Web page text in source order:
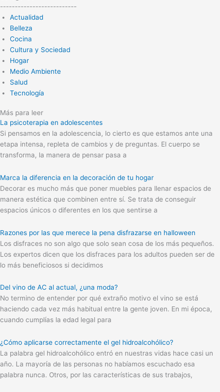
--------------------------
Actualidad
Belleza
Cocina
Cultura y Sociedad
Hogar
Medio Ambiente
Salud
Tecnología
Más para leer
La psicoterapia en adolescentes
Si pensamos en la adolescencia, lo cierto es que estamos ante una
etapa intensa, repleta de cambios y de preguntas. El cuerpo se
transforma, la manera de pensar pasa a
Marca la diferencia en la decoración de tu hogar
Decorar es mucho más que poner muebles para llenar espacios de
manera estética que combinen entre sí. Se trata de conseguir
espacios únicos o diferentes en los que sentirse a
Razones por las que merece la pena disfrazarse en halloween
Los disfraces no son algo que solo sean cosa de los más pequeños.
Los expertos dicen que los disfraces para los adultos pueden ser de
lo más beneficiosos si decidimos
Del vino de AC al actual, ¿una moda?
No termino de entender por qué extraño motivo el vino se está
haciendo cada vez más habitual entre la gente joven. En mi época,
cuando cumplías la edad legal para
¿Cómo aplicarse correctamente el gel hidroalcohólico?
La palabra gel hidroalcohólico entró en nuestras vidas hace casi un
año. La mayoría de las personas no habíamos escuchado esa
palabra nunca. Otros, por las características de sus trabajos,